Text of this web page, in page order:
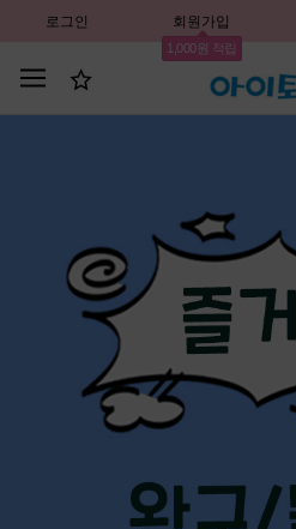
로그인 회원가입
1,000원 적립